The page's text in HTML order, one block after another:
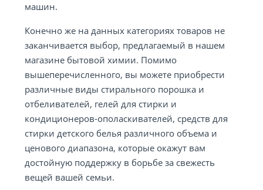
машин.
Конечно же на данных категориях товаров не
заканчивается выбор, предлагаемый в нашем
магазине бытовой химии. Помимо
вышеперечисленного, вы можете приобрести
различные виды стирального порошка и
отбеливателей, гелей для стирки и
кондиционеров-ополаскивателей, средств для
стирки детского белья различного объема и
ценового диапазона, которые окажут вам
достойную поддержку в борьбе за свежесть
вещей вашей семьи.